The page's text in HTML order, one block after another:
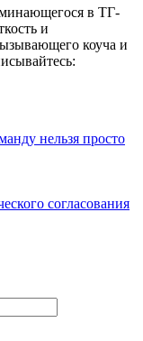
в ТГ-
и
коуча и
нельзя просто
согласования